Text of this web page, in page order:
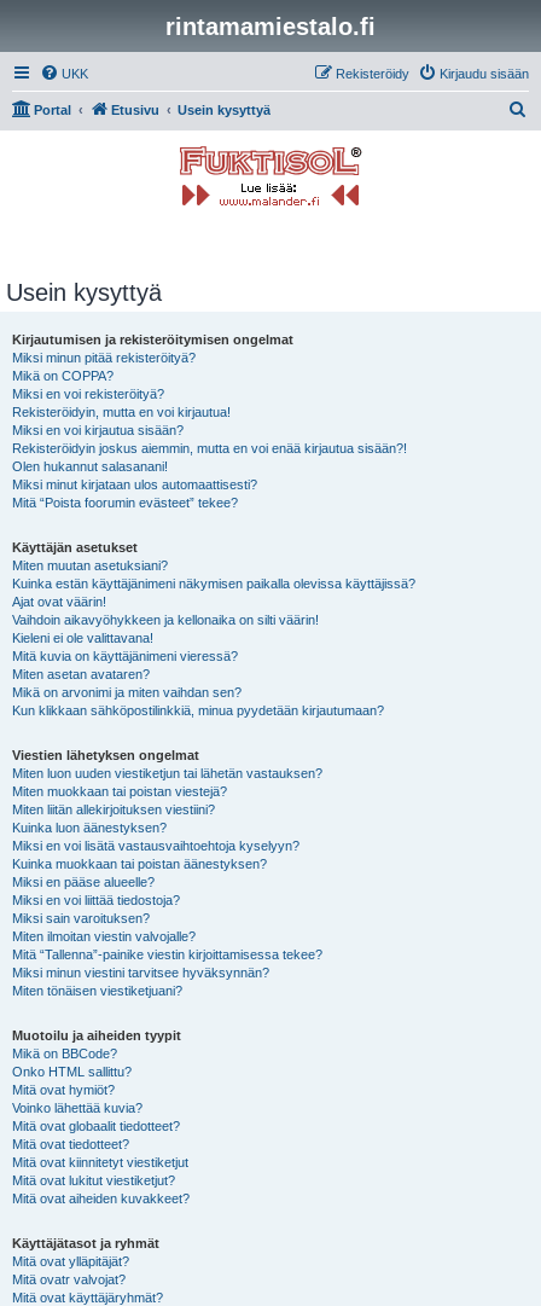
rintamamiestalo.fi
UKK Kirjaudu sisään
Rekisteröidy
Portal Etusivu Usein kysyttyä
Usein kysyttyä
Kirjautumisen ja rekisteröitymisen ongelmat
Miksi minun pitää rekisteröityä?
Mikä on COPPA?
Miksi en voi rekisteröityä?
Rekisteröidyin, mutta en voi kirjautua!
Miksi en voi kirjautua sisään?
Rekisteröidyin joskus aiemmin, mutta en voi enää kirjautua sisään?!
Olen hukannut salasanani!
Miksi minut kirjataan ulos automaattisesti?
Mitä “Poista foorumin evästeet” tekee?
Käyttäjän asetukset
Miten muutan asetuksiani?
Kuinka estän käyttäjänimeni näkymisen paikalla olevissa käyttäjissä?
Ajat ovat väärin!
Vaihdoin aikavyöhykkeen ja kellonaika on silti väärin!
Kieleni ei ole valittavana!
Mitä kuvia on käyttäjänimeni vieressä?
Miten asetan avataren?
Mikä on arvonimi ja miten vaihdan sen?
Kun klikkaan sähköpostilinkkiä, minua pyydetään kirjautumaan?
Viestien lähetyksen ongelmat
Miten luon uuden viestiketjun tai lähetän vastauksen?
Miten muokkaan tai poistan viestejä?
Miten liitän allekirjoituksen viestiini?
Kuinka luon äänestyksen?
Miksi en voi lisätä vastausvaihtoehtoja kyselyyn?
Kuinka muokkaan tai poistan äänestyksen?
Miksi en pääse alueelle?
Miksi en voi liittää tiedostoja?
Miksi sain varoituksen?
Miten ilmoitan viestin valvojalle?
Mitä “Tallenna”-painike viestin kirjoittamisessa tekee?
Miksi minun viestini tarvitsee hyväksynnän?
Miten tönäisen viestiketjuani?
Muotoilu ja aiheiden tyypit
Mikä on BBCode?
Onko HTML sallittu?
Mitä ovat hymiöt?
Voinko lähettää kuvia?
Mitä ovat globaalit tiedotteet?
Mitä ovat tiedotteet?
Mitä ovat kiinnitetyt viestiketjut
Mitä ovat lukitut viestiketjut?
Mitä ovat aiheiden kuvakkeet?
Käyttäjätasot ja ryhmät
Mitä ovat ylläpitäjät?
Mitä ovatr valvojat?
Mitä ovat käyttäjäryhmät?